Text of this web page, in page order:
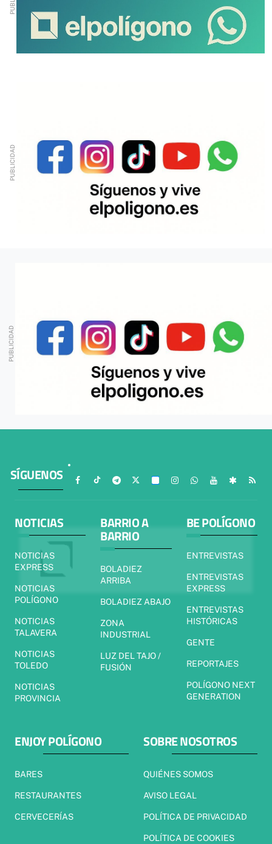
SÍGUENOS
NOTICIAS
NOTICIAS
EXPRESS
NOTICIAS
POLÍGONO
NOTICIAS
TALAVERA
NOTICIAS
TOLEDO
NOTICIAS
PROVINCIA
BARRIO A
BARRIO
BOLADIEZ
ARRIBA
BOLADIEZ ABAJO
ZONA
INDUSTRIAL
LUZ DEL TAJO /
FUSIÓN
BE POLÍGONO
ENTREVISTAS
ENTREVISTAS
EXPRESS
ENTREVISTAS
HISTÓRICAS
GENTE
REPORTAJES
POLÍGONO NEXT
GENERATION
ENJOY POLÍGONO
BARES
RESTAURANTES
CERVECERÍAS
SOBRE NOSOTROS
QUIÉNES SOMOS
AVISO LEGAL
POLÍTICA DE PRIVACIDAD
POLÍTICA DE COOKIES